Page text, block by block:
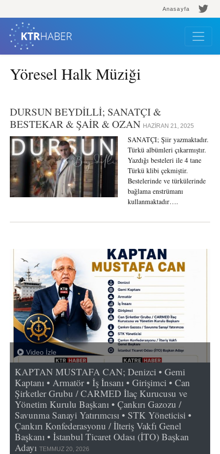
Anasayfa
Yöresel Halk Müziği
DURSUN BEYDİLLİ; SANATÇI &
BESTEKAR & ŞAİR & OZAN HAZIRAN 21, 2025
SANATÇI; Şiir yazmaktadır.
Türkü albümleri çıkarmıştır.
Yazdığı besteleri ile 4 tane
Türkü klibi çekmiştir.
Bestelerinde ve türkülerinde
bağlama enstrümanı
kullanmaktadır….
Video İzle
KAPTAN MUSTAFA CAN; Denizci • Gemi
Kaptanı • Armatör • İş İnsanı • Girişimci • Can
Şirketler Grubu / CARMED İlaç Kurucusu ve
Yönetim Kurulu Başkanı • Çankırı Gazozu /
Savunma Sanayi Yatırımcısı • STK Yöneticisi •
Çankırı Konfederasyonu / İlteriş Vakfı Genel
Başkanı • İstanbul Ticaret Odası (İTO) Başkan
Adayı TEMMUZ 20, 2026